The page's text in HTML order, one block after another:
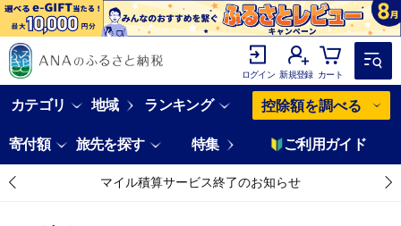
ログイン 新規登録 カート
カテゴリ 地域 ランキング 控除額を調べる
寄付額 旅先を探す 特集 ご利用ガイド
マイル積算サービス終了のお知らせ